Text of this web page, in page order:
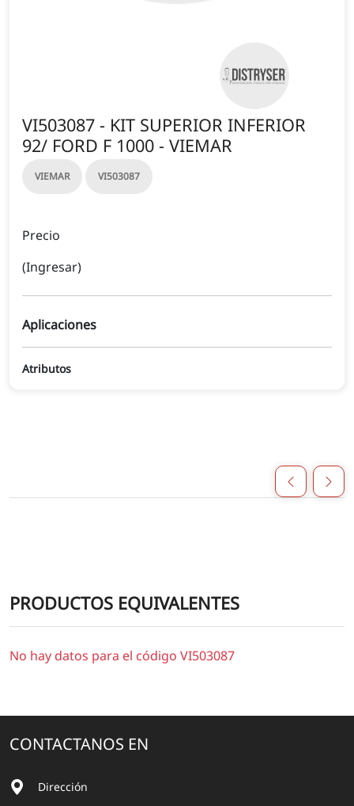
VI503087 - KIT SUPERIOR INFERIOR
92/ FORD F 1000 - VIEMAR
VIEMAR VI503087
Precio
(Ingresar)
Aplicaciones
Atributos
PRODUCTOS EQUIVALENTES
No hay datos para el código VI503087
CONTACTANOS EN
Dirección